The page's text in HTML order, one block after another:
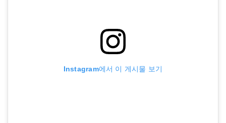
Instagram에서 이 게시물 보기